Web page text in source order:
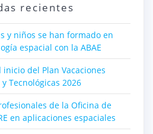
recientes
y niños se han formado en
espacial con la ABAE
inicio del Plan Vacaciones
Tecnológicas 2026
de la Oficina de
en aplicaciones espaciales